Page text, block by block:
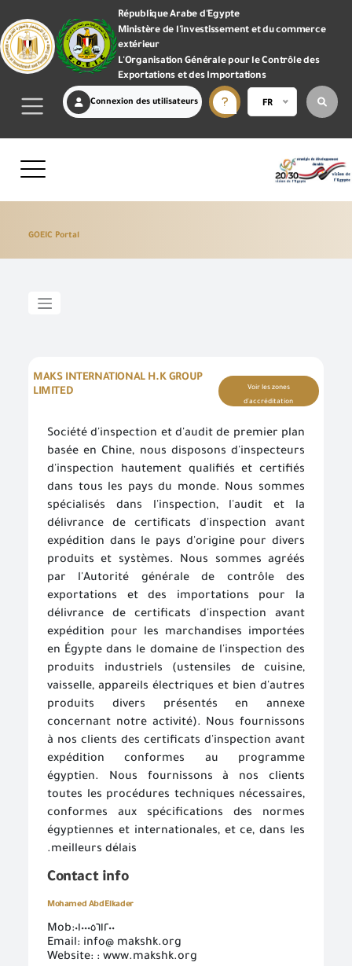
République Arabe d'Egypte
Ministère de l'investissement et du commerce
extérieur
L'Organisation Générale pour le Contrôle des
Exportations et des Importations
Connexion des utilisateurs FR
GOEIC Portal
MAKS INTERNATIONAL H.K GROUP
LIMITED
Voir les zones
d'accréditation
Société d'inspection et d'audit de premier plan
basée en Chine, nous disposons d'inspecteurs
d'inspection hautement qualifiés et certifiés
dans tous les pays du monde. Nous sommes
spécialisés dans l'inspection, l'audit et la
délivrance de certificats d'inspection avant
expédition dans le pays d'origine pour divers
produits et systèmes. Nous sommes agréés
par l'Autorité générale de contrôle des
exportations et des importations pour la
délivrance de certificats d'inspection avant
expédition pour les marchandises importées
en Égypte dans le domaine de l'inspection des
produits industriels (ustensiles de cuisine,
vaisselle, appareils électriques et bien d'autres
produits divers présentés en annexe
concernant notre activité). Nous fournissons
à nos clients des certificats d'inspection avant
expédition conformes au programme
égyptien. Nous fournissons à nos clients
toutes les procédures techniques nécessaires,
conformes aux spécifications des normes
égyptiennes et internationales, et ce, dans les
meilleurs délais.
Contact info
Mohamed AbdElkader
Mob:٠١٠٠٠٥٦١٢٠٠
Email: info@ makshk.org
Website: : www.makshk.org